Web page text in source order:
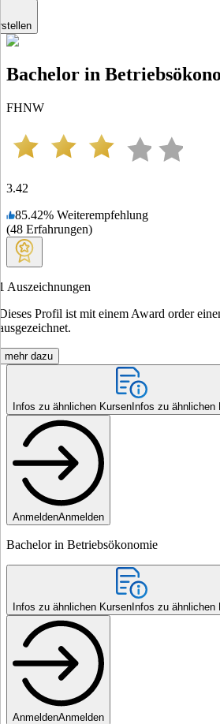
Bachelor in
FHNW
3.42
85.42% Weiterempfehlung
(48 Erfahrungen)
Auszeichnungen
Profil ist mit einem Award order
mehr dazu
Infos zu ähnlichen Kursen Infos zu ähnlichen
AnmeldenAnmelden
Bachelor in Betriebsökonomie
Infos zu ähnlichen Kursen Infos zu ähnlichen
AnmeldenAnmelden